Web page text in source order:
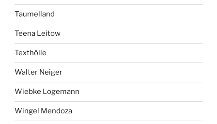
Taumelland
Teena Leitow
Texthölle
Walter Neiger
Wiebke Logemann
Wingel Mendoza